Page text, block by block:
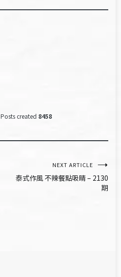
Posts created 8458
NEXT ARTICLE
泰式作風 不辣餐點吸睛 – 2130
期